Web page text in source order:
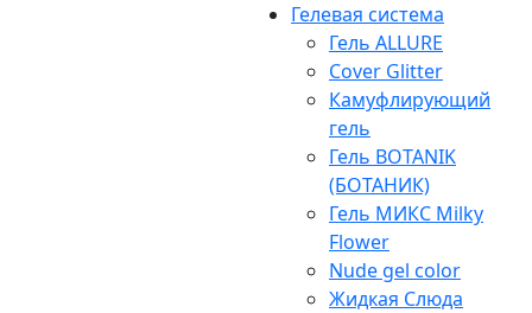
Гелевая система
Гель ALLURE
Cover Glitter
Камуфлирующий
гель
Гель BOTANIK
(БОТАНИК)
Гель МИКС Milky
Flower
Nude gel color
Жидкая Слюда